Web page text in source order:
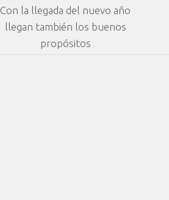
Con la llegada del nuevo año
llegan también los buenos
propósitos